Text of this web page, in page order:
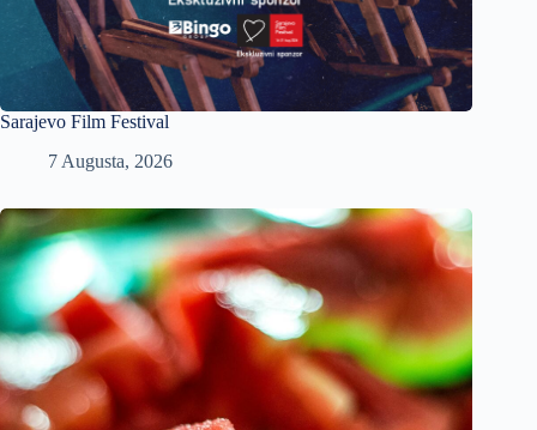
Sarajevo Film Festival
7 Augusta, 2026